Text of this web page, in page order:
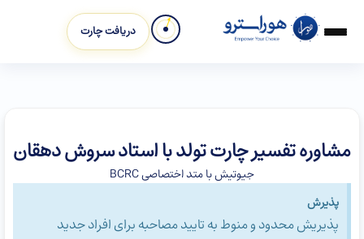
دریافت چارت
مشاوره تفسیر چارت تولد با استاد سروش دهقان
جیوتیش با متد اختصاصی BCRC
پذیرش
پذیریش محدود و منوط به تایید مصاحبه برای افراد جدید